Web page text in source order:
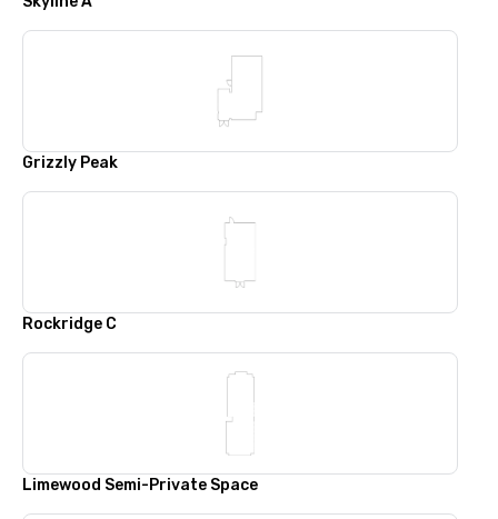
Grizzly Peak
Rockridge C
Limewood Semi-Private Space